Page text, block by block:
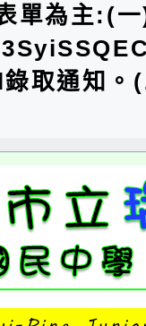
單為主:(
取通知。